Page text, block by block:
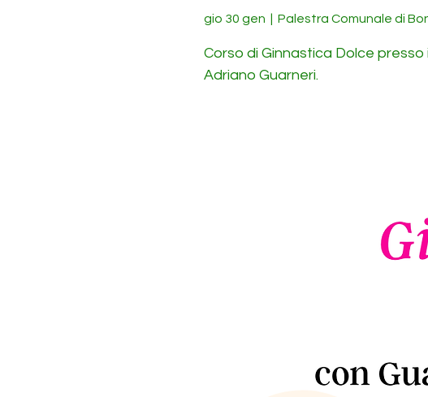
gio 30 gen Palestra Comunale di
Corso di Ginnastica Dolce
Adriano Guarneri.